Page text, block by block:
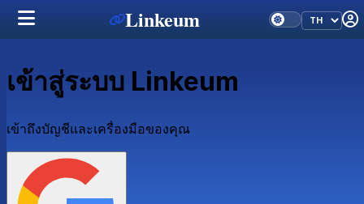
Linkeum
เข้าสู่ระบบ Linkeum
เข้าถึงบัญชีและเครื่องมือของคุณ